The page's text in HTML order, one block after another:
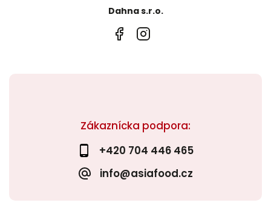
Zákaznícka podpora:
+420 704 446 465
info@asiafood.cz
Dahna s.r.o.